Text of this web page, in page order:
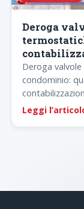
Deroga
calore in
Deroga
condominio:
obbligatoria e
Leggi